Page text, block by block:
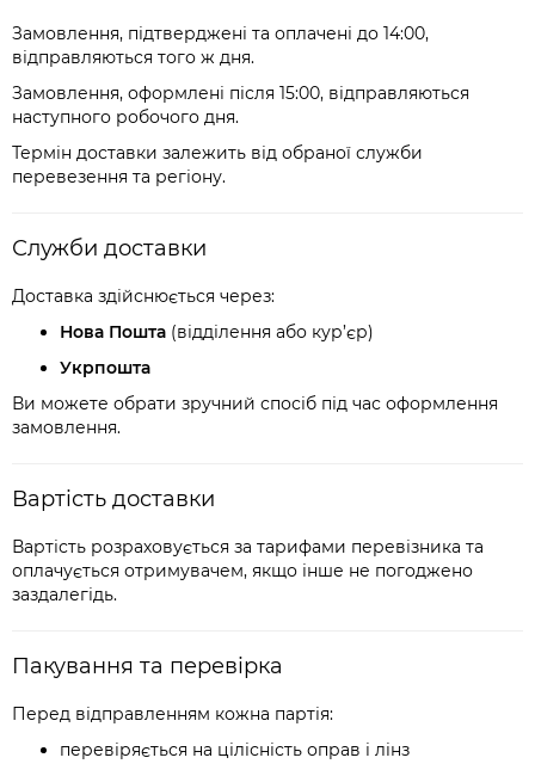
Замовлення, підтверджені та оплачені до 14:00,
відправляються того ж дня.
Замовлення, оформлені після 15:00, відправляються
наступного робочого дня.
Термін доставки залежить від обраної служби
перевезення та регіону.
Служби доставки
Доставка здійснюється через:
Нова Пошта (відділення або кур’єр)
Укрпошта
Ви можете обрати зручний спосіб під час оформлення
замовлення.
Вартість доставки
Вартість розраховується за тарифами перевізника та
оплачується отримувачем, якщо інше не погоджено
заздалегідь.
Пакування та перевірка
Перед відправленням кожна партія:
перевіряється на цілісність оправ і лінз